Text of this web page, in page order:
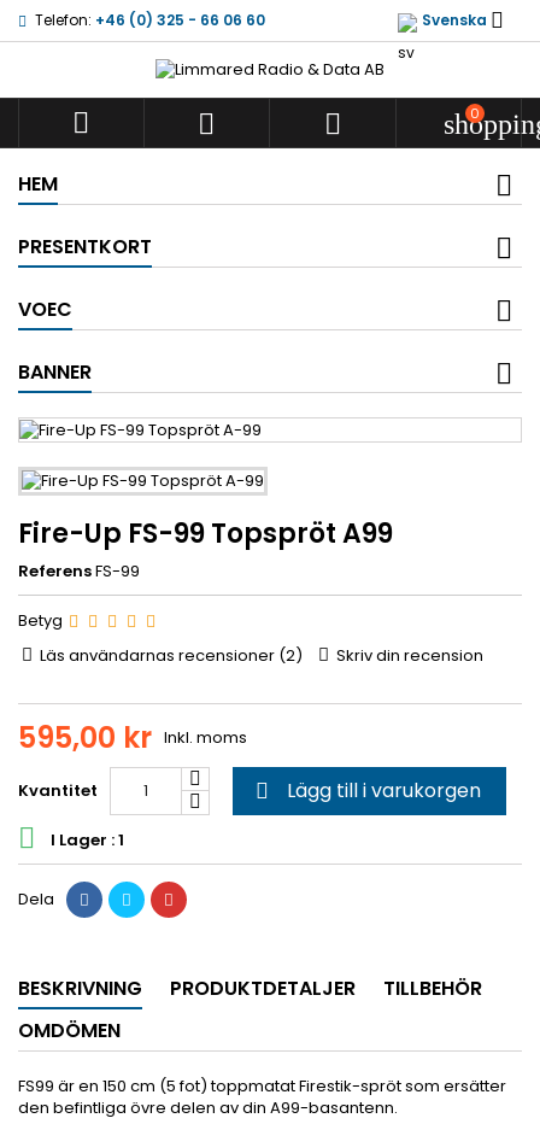
Telefon: +46 (0) 325 - 66 06 60 Svenska 
   0
HEM
PRESENTKORT
VOEC
BANNER
Fire-Up FS-99 Topspröt A99
ReferensFS-99
Betyg
Läs användarnas recensioner (2) Skriv din recension
595,00 kr Inkl. moms
Kvantitet  Lägg till i varukorgen
 I Lager : 1
Dela
BESKRIVNING PRODUKTDETALJER
TILLBEHÖR
OMDÖMEN
FS99 är en 150 cm (5 fot) toppmatat Firestik-spröt som ersätter
den befintliga övre delen av din A99-basantenn.